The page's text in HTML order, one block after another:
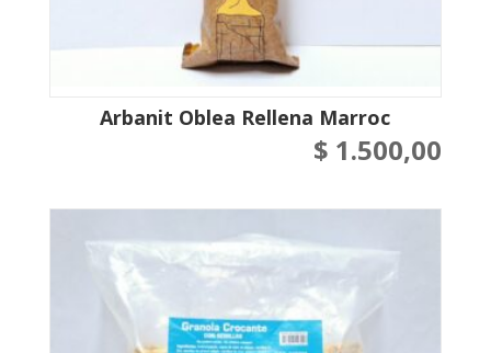
Arbanit Oblea Rellena Marroc
$ 1.500,00